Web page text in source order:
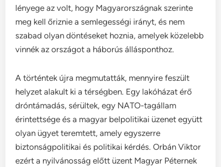
lényege az volt, hogy Magyarországnak szerinte
meg kell őriznie a semlegességi irányt, és nem
szabad olyan döntéseket hoznia, amelyek közelebb
vinnék az országot a háborús állásponthoz.
A történtek újra megmutatták, mennyire feszült
helyzet alakult ki a térségben. Egy lakóházat érő
dróntámadás, sérültek, egy NATO-tagállam
érintettsége és a magyar belpolitikai üzenet együtt
olyan ügyet teremtett, amely egyszerre
biztonságpolitikai és politikai kérdés. Orbán Viktor
ezért a nyilvánosság előtt üzent Magyar Péternek